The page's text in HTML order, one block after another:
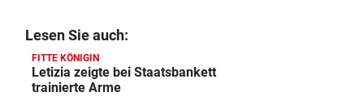
Lesen Sie auch:
FITTE KÖNIGIN
Letizia zeigte bei Staatsbankett
trainierte Arme